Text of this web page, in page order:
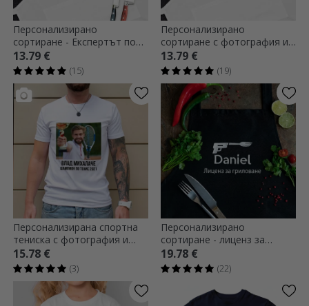
Персонализирано
сортиране - Експертът по
торти
13.79 €
(15)
Персонализирано
сортиране с фотография и
текст
13.79 €
(19)
Персонализирана спортна
тениска с фотография и
текст
15.78 €
(3)
Персонализирано
сортиране - лиценз за
печене
19.78 €
(22)